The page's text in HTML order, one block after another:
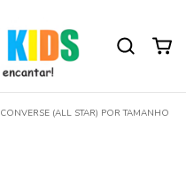
CONVERSE (ALL STAR) POR TAMANHO